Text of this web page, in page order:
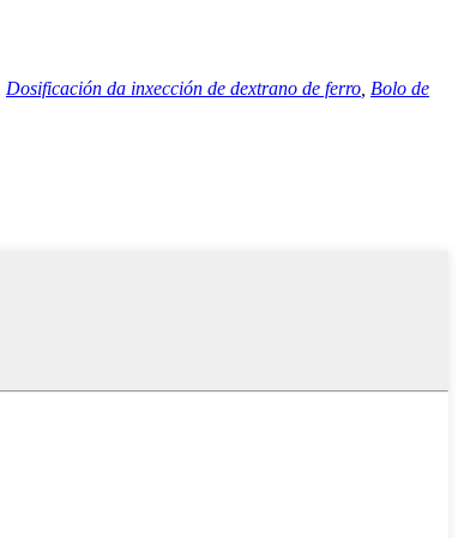
Dosificación da inxección de dextrano de ferro Bolo de